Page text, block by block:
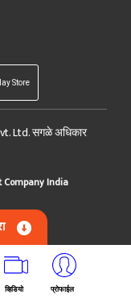
Store
Ltd. सगळे अधिकार
Company India
व्हिडियो प्रोफाईल